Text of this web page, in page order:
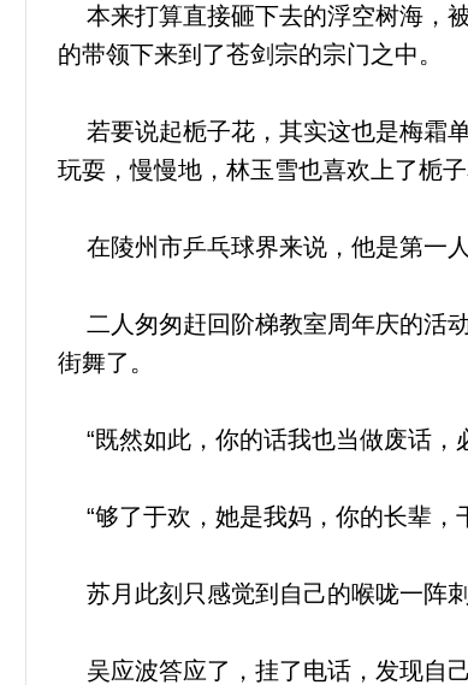
本来打算直接砸下去的浮空树海，
的带领下来到了苍剑宗的宗门之中。
若要说起栀子花，其实这也是梅霜
玩耍，慢慢地，林玉雪也喜欢上了栀
在陵州市乒乓球界来说，他是第一
二人匆匆赶回阶梯教室周年庆的活
街舞了。
“既然如此，你的话我也当做废话，
“够了于欢，她是我妈，你的长辈，
苏月此刻只感觉到自己的喉咙一阵
吴应波答应了，挂了电话，发现自